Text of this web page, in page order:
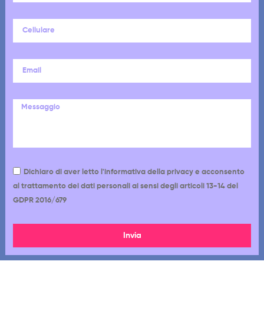
Dichiaro di aver letto l'informativa della privacy e acconsento
al trattamento dei dati personali ai sensi degli articoli 13-14 del
GDPR 2016/679
Invia